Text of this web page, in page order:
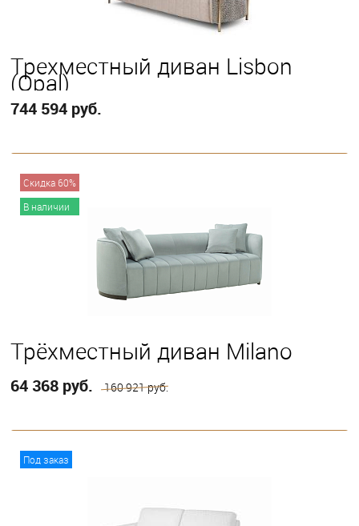
Трехместный диван Lisbon
(Opal)
744 594 руб.
Скидка 60%
В наличии
Трёхместный диван Milano
64 368 руб. 160 921 руб.
Под заказ